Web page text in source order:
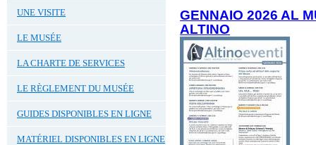
UNE VISITE
LE MUSÉE
LA CHARTE DE SERVICES
LE RÈGLEMENT DU MUSÉE
GUIDES DISPONIBLES EN LIGNE
MATÉRIEL DISPONIBLES EN LIGNE
GENNAIO 2026 AL
ALTINO